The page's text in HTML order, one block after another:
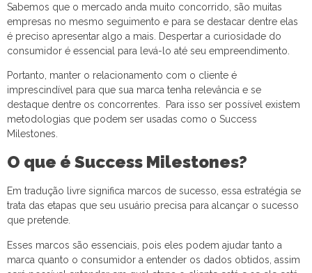
Sabemos que o mercado anda muito concorrido, são muitas
empresas no mesmo seguimento e para se destacar dentre elas
é preciso apresentar algo a mais. Despertar a curiosidade do
consumidor é essencial para levá-lo até seu empreendimento.
Portanto, manter o relacionamento com o cliente é
imprescindível para que sua marca tenha relevância e se
destaque dentre os concorrentes.
Para isso ser possível existem
metodologias que podem ser usadas como o Success
Milestones.
O que é Success Milestones?
Em tradução livre significa marcos de sucesso, essa estratégia se
trata das etapas que seu usuário precisa para alcançar o sucesso
que pretende.
Esses marcos são essenciais, pois eles podem ajudar tanto a
marca quanto o consumidor a entender os dados obtidos, assim